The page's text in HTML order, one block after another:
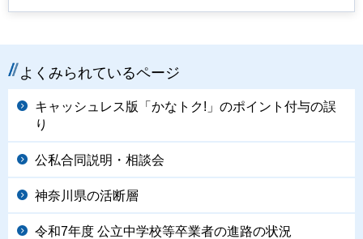
よくみられているページ
キャッシュレス版「かなトク!」のポイント付与の誤
り
公私合同説明・相談会
神奈川県の活断層
令和7年度 公立中学校等卒業者の進路の状況